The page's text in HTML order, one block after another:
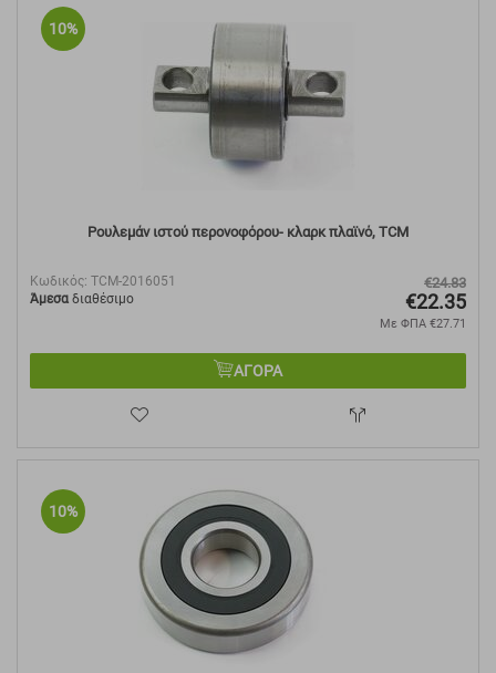
10%
Ρουλεμάν ιστού περονοφόρου- κλαρκ πλαϊνό, TCM
Κωδικός: TCM-2016051
Άμεσα διαθέσιμο
€24.83
€22.35
Με ΦΠΑ €27.71
ΑΓΟΡΑ
10%